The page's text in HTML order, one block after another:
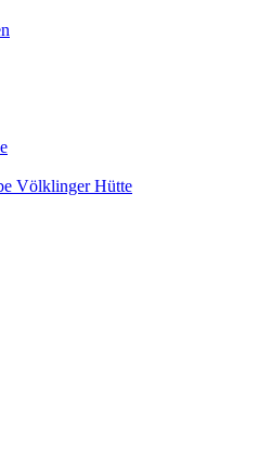
Völklinger Hütte